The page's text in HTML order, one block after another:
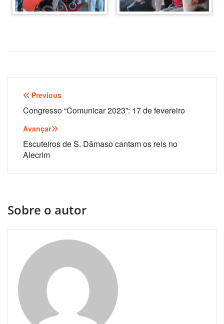
Navegação
de
artigos
Previous
Congresso “Comunicar 2023”: 17 de fevereiro
Avançar
Escuteiros de S. Dâmaso cantam os reis no
Alecrim
Sobre o autor